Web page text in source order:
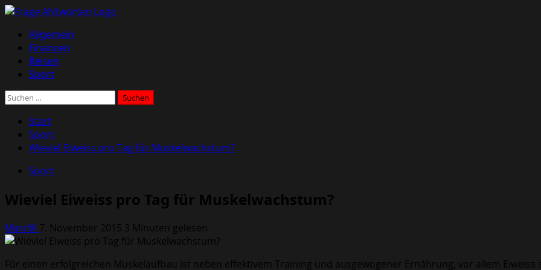
Zum
springen
Primäres
Menü
Allgemein
Finanzen
Reisen
Sport
Suchen
Start
Sport
Wieviel Eiweiss pro Tag für Muskelwachstum?
Sport
Wieviel Eiweiss pro Tag für Muskelwachstum?
MarcW 7. November 2015 3 Minuten gelesen
Für einen erfolgreichen Muskelaufbau ist neben effektivem Training und ausgewogener Ernährung, vor allem Eiweiss